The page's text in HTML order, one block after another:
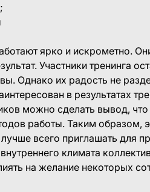
ярко и искрометно.
Участники тренинга
Однако их радость не
в результатах
можно сделать вывод,
работы. Таким образом,
всего приглашать для
климата
на желание некоторых